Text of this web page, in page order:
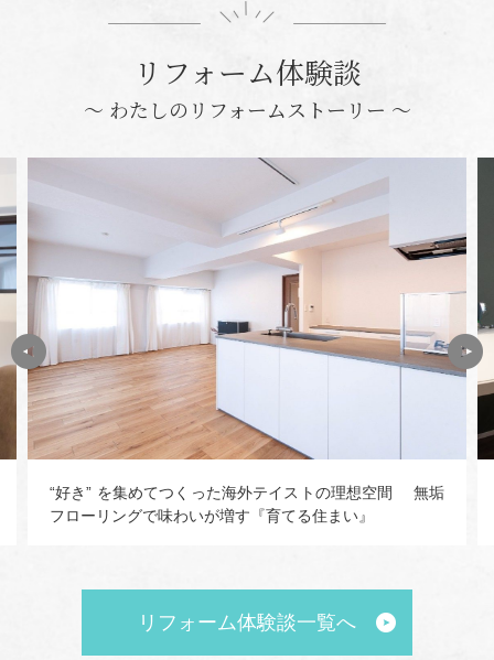
リフォーム体験談
〜 わたしのリフォームストーリー 〜
“好き” を集めてつくった海外テイストの理想空間 無垢
フローリングで味わいが増す『育てる住まい』
リフォーム体験談一覧へ